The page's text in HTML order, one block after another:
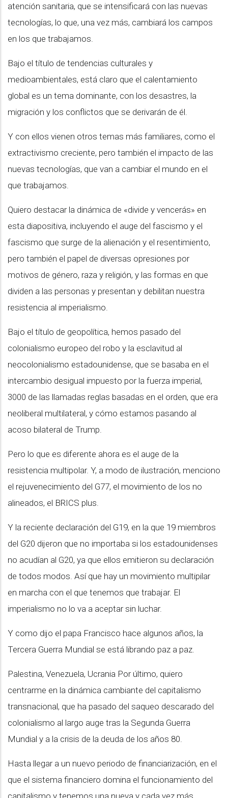
atención sanitaria, que se intensificará con las nuevas
tecnologías, lo que, una vez más, cambiará los campos
en los que trabajamos.
Bajo el título de tendencias culturales y
medioambientales, está claro que el calentamiento
global es un tema dominante, con los desastres, la
migración y los conflictos que se derivarán de él.
Y con ellos vienen otros temas más familiares, como el
extractivismo creciente, pero también el impacto de las
nuevas tecnologías, que van a cambiar el mundo en el
que trabajamos.
Quiero destacar la dinámica de «divide y vencerás» en
esta diapositiva, incluyendo el auge del fascismo y el
fascismo que surge de la alienación y el resentimiento,
pero también el papel de diversas opresiones por
motivos de género, raza y religión, y las formas en que
dividen a las personas y presentan y debilitan nuestra
resistencia al imperialismo.
Bajo el título de geopolítica, hemos pasado del
colonialismo europeo del robo y la esclavitud al
neocolonialismo estadounidense, que se basaba en el
intercambio desigual impuesto por la fuerza imperial,
3000 de las llamadas reglas basadas en el orden, que era
neoliberal multilateral, y cómo estamos pasando al
acoso bilateral de Trump.
Pero lo que es diferente ahora es el auge de la
resistencia multipolar. Y, a modo de ilustración, menciono
el rejuvenecimiento del G77, el movimiento de los no
alineados, el BRICS plus.
Y la reciente declaración del G19, en la que 19 miembros
del G20 dijeron que no importaba si los estadounidenses
no acudían al G20, ya que ellos emitieron su declaración
de todos modos. Así que hay un movimiento multipilar
en marcha con el que tenemos que trabajar. El
imperialismo no lo va a aceptar sin luchar.
Y como dijo el papa Francisco hace algunos años, la
Tercera Guerra Mundial se está librando paz a paz.
Palestina, Venezuela, Ucrania Por último, quiero
centrarme en la dinámica cambiante del capitalismo
transnacional, que ha pasado del saqueo descarado del
colonialismo al largo auge tras la Segunda Guerra
Mundial y a la crisis de la deuda de los años 80.
Hasta llegar a un nuevo periodo de financiarización, en el
que el sistema financiero domina el funcionamiento del
capitalismo y tenemos una nueva y cada vez más